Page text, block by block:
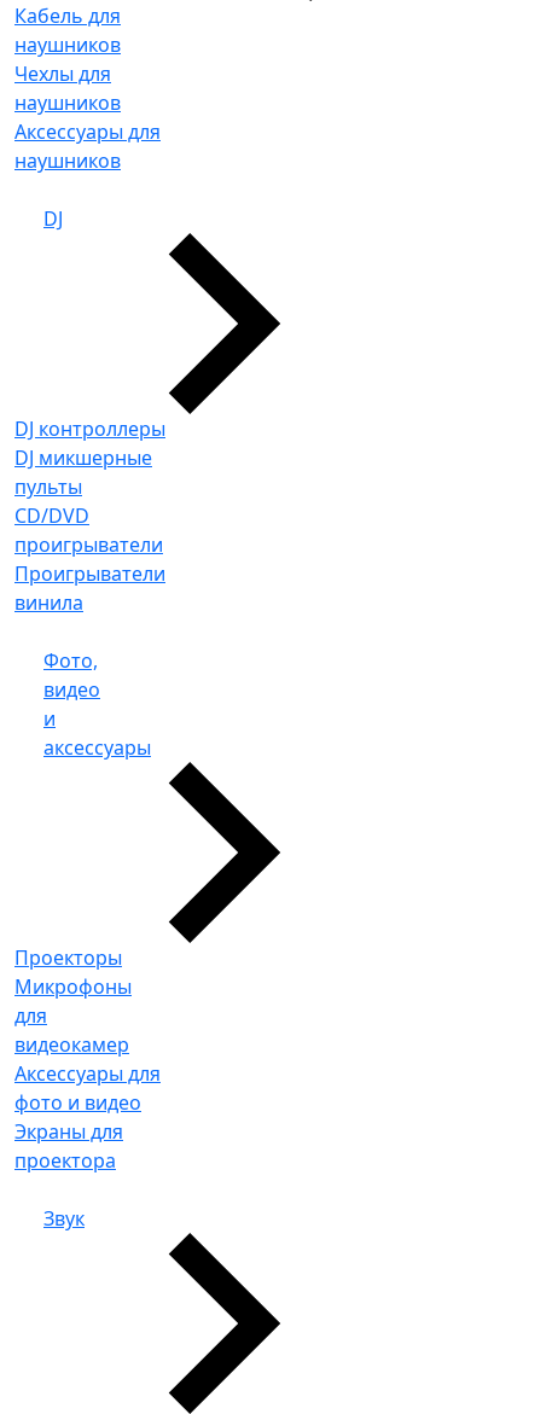
Кабель для
наушников
Чехлы для
наушников
Аксессуары для
наушников
DJ
DJ контроллеры
DJ микшерные
пульты
CD/DVD
проигрыватели
Проигрыватели
винила
Фото,
видео
и
аксессуары
Проекторы
Микрофоны
для
видеокамер
Аксессуары для
фото и видео
Экраны для
проектора
Звук